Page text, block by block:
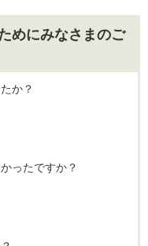
めにみなさまのご
か？
ったですか？